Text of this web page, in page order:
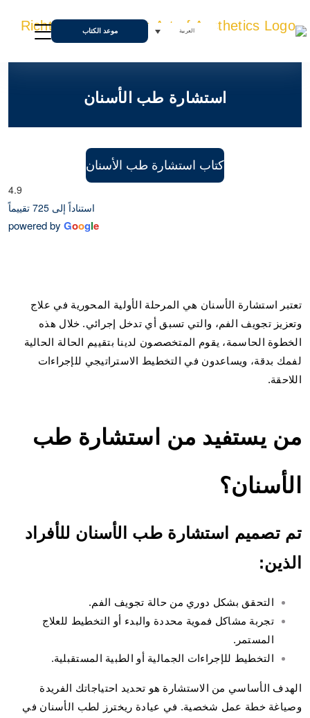
العربية موعد الكتاب
استشارة طب الأسنان
كتاب استشارة طب الأسنان
4.9
استناداً إلى 725 تقييماً
powered by Google
تعتبر استشارة الأسنان هي المرحلة الأولية المحورية في علاج
وتعزيز تجويف الفم، والتي تسبق أي تدخل إجرائي. خلال هذه
الخطوة الحاسمة، يقوم المتخصصون لدينا بتقييم الحالة الحالية
لفمك بدقة، ويساعدون في التخطيط الاستراتيجي للإجراءات
اللاحقة.
من يستفيد من استشارة طب
الأسنان؟
تم تصميم استشارة طب الأسنان للأفراد
الذين:
التحقق بشكل دوري من حالة تجويف الفم.
تجربة مشاكل فموية محددة والبدء أو التخطيط للعلاج
المستمر.
التخطيط للإجراءات الجمالية أو الطبية المستقبلية.
الهدف الأساسي من الاستشارة هو تحديد احتياجاتك الفريدة
وصياغة خطة عمل شخصية. في عيادة ريخترز لطب الأسنان في